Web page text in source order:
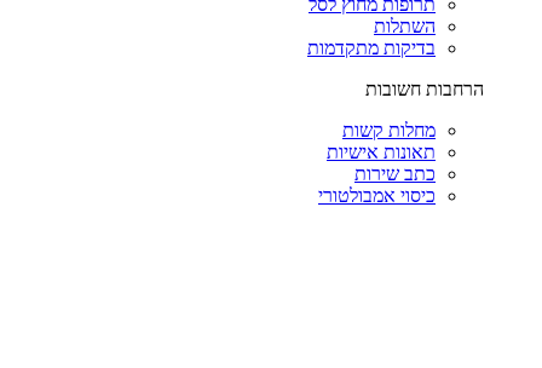
תרופות מחוץ לסל
השתלות
בדיקות מתקדמות
הרחבות חשובות
מחלות קשות
תאונות אישיות
כתב שירות
כיסוי אמבולטורי